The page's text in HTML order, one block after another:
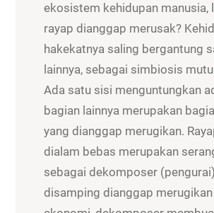
ekosistem kehidupan manusia,
rayap dianggap merusak?
hakekatnya saling bergantung
lainnya, sebagai simbiosis
Ada satu sisi menguntungkan
bagian lainnya merupakan
yang dianggap merugikan.
dialam bebas merupakan
sebagai dekomposer (pengurai)
disamping dianggap